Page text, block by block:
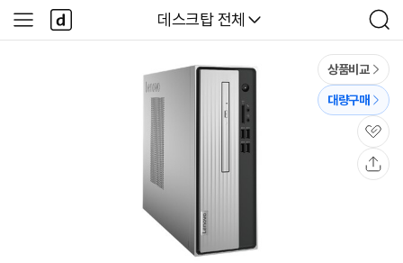
다나와
데스크탑 전체
검
색
사
이
다
나
와
상품비교
대량구매
관
심